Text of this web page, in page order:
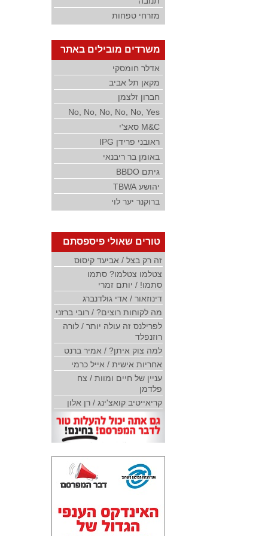
מזרחי טפחות
משרדים מובילים באתר
אדלר חומסקי
מקאן תל אביב
חברון זלצמן
No, No, No, No, No, Yes
M&C סאצ'י
ראובני פרידן IPG
באומן בר ריבנאי
גיתם BBDO
יהושע TBWA
ברוקנר יער לוי
טורים שאולי פיספסתם
זה רק בצל / אביעד קיסוס
צטלמו צטלמו? סתמו
סתמו! / יותם זמרי
דינוזאור / אדי גולדנברג
מה לקוחות רוצים? / רובי ברזני
לפרילנס זה עולה יותר / לורה
רוזנפלד
למה צוק איתן? / אמיר ברנט
אחריות אישית / אייל כרמי
עניין של חיים ומוות / צח
פלדמן
קריאייטיב קואצ'ינג / רן אלון